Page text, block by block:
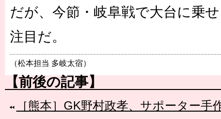
だが、今節・岐阜戦で大台に乗
注目だ。
（松本担当 多岐太宿）
【前後の記事】
［熊本］GK野村政孝、サポーター